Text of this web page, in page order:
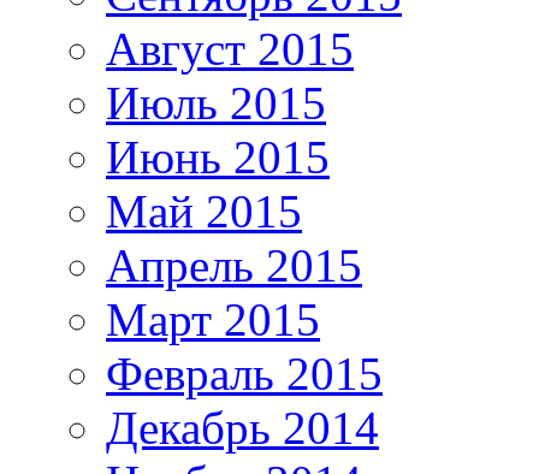
Август 2015
Июль 2015
Июнь 2015
Май 2015
Апрель 2015
Март 2015
Февраль 2015
Декабрь 2014